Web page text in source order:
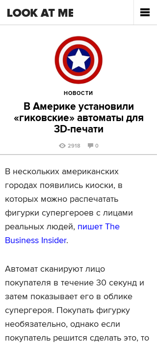
НОВОСТИ
В Америке установили
«гиковские» автоматы для
3D-печати
2918 0
В нескольких американских
городах появились киоски, в
которых можно распечатать
фигурки супергероев с лицами
реальных людей, пишет The
Business Insider.
Автомат сканируют лицо
покупателя в течение 30 секунд и
затем показывает его в облике
супергероя. Покупать фигурку
необязательно, однако если
покупатель решится сделать это, то